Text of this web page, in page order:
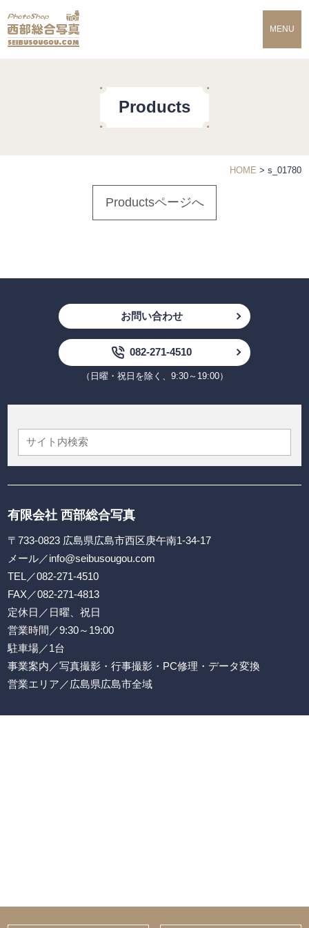
MENU
Products
HOME > s_01780
Productsページへ
お問い合わせ
082-271-4510
（日曜・祝日を除く、9:30～19:00）
有限会社 西部総合写真
〒733-0823 広島県広島市西区庚午南1-34-17
メール／info@seibusougou.com
TEL／082-271-4510
FAX／082-271-4813
定休日／日曜、祝日
営業時間／9:30～19:00
駐車場／1台
事業案内／写真撮影・行事撮影・PC修理・データ変換
営業エリア／広島県広島市全域